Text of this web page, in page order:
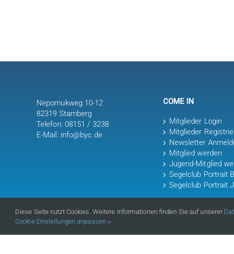
Nepomukweg 10-12
82319 Starnberg
Telefon: 08151 / 3238
E-Mail: info@byc.de
COME IN
Mitglieder Login
Mitglieder
Newsletter
Mitglied werden
Jugend-Mitglied
Segelclub Portrait
Segelclub Portrait
Cookie-Einstellungen
Diese Seite nutzt Cookies. Weitere Informationen finden Sie auf unserer
Cookie Einstellungen anpassen